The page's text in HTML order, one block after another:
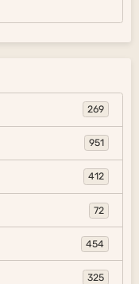
269
951
412
72
454
325